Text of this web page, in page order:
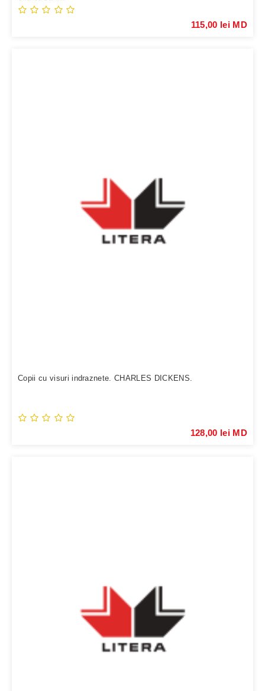
115,00 lei MD
Copii cu visuri indraznete. CHARLES DICKENS.
128,00 lei MD